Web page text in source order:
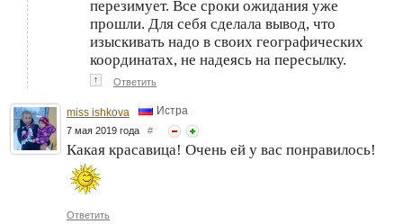
перезимует. Все сроки ожидания уже
прошли. Для себя сделала вывод, что
изыскивать надо в своих географических
координатах, не надеясь на пересылку.
↑ Ответить
miss ishkova Истра
7 мая 2019 года #
Какая красавица! Очень ей у вас понравилось!
Ответить